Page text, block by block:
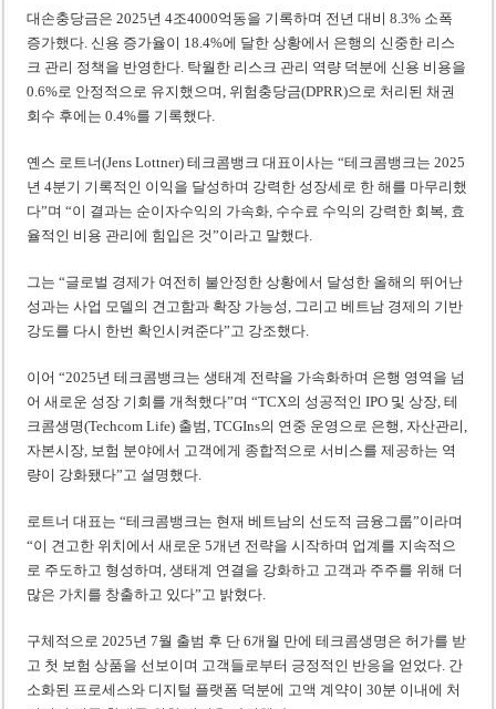
대손충당금은 2025년 4조4000억동을 기록하며 전년 대비 8.3% 소폭
증가했다. 신용 증가율이 18.4%에 달한 상황에서 은행의 신중한 리스
크 관리 정책을 반영한다. 탁월한 리스크 관리 역량 덕분에 신용 비용을
0.6%로 안정적으로 유지했으며, 위험충당금(DPRR)으로 처리된 채권
회수 후에는 0.4%를 기록했다.
옌스 로트너(Jens Lottner) 테크콤뱅크 대표이사는 “테크콤뱅크는 2025
년 4분기 기록적인 이익을 달성하며 강력한 성장세로 한 해를 마무리했
다”며 “이 결과는 순이자수익의 가속화, 수수료 수익의 강력한 회복, 효
율적인 비용 관리에 힘입은 것”이라고 말했다.
그는 “글로벌 경제가 여전히 불안정한 상황에서 달성한 올해의 뛰어난
성과는 사업 모델의 견고함과 확장 가능성, 그리고 베트남 경제의 기반
강도를 다시 한번 확인시켜준다”고 강조했다.
이어 “2025년 테크콤뱅크는 생태계 전략을 가속화하며 은행 영역을 넘
어 새로운 성장 기회를 개척했다”며 “TCX의 성공적인 IPO 및 상장, 테
크콤생명(Techcom Life) 출범, TCGIns의 연중 운영으로 은행, 자산관리,
자본시장, 보험 분야에서 고객에게 종합적으로 서비스를 제공하는 역
량이 강화됐다”고 설명했다.
로트너 대표는 “테크콤뱅크는 현재 베트남의 선도적 금융그룹”이라며
“이 견고한 위치에서 새로운 5개년 전략을 시작하며 업계를 지속적으
로 주도하고 형성하며, 생태계 연결을 강화하고 고객과 주주를 위해 더
많은 가치를 창출하고 있다”고 밝혔다.
구체적으로 2025년 7월 출범 후 단 6개월 만에 테크콤생명은 허가를 받
고 첫 보험 상품을 선보이며 고객들로부터 긍정적인 반응을 얻었다. 간
소화된 프로세스와 디지털 플랫폼 덕분에 고액 계약이 30분 이내에 처